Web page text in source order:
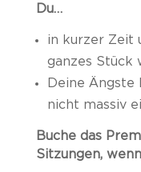
Du…
in kurzer Zeit
ganzes Stück
Deine Ängste
nicht massiv
Buche das
Sitzungen,